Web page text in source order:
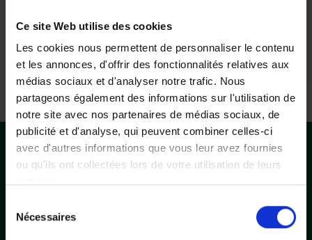
Ce site Web utilise des cookies
Les cookies nous permettent de personnaliser le contenu
et les annonces, d'offrir des fonctionnalités relatives aux
médias sociaux et d'analyser notre trafic. Nous
partageons également des informations sur l'utilisation de
notre site avec nos partenaires de médias sociaux, de
publicité et d'analyse, qui peuvent combiner celles-ci
avec d'autres informations que vous leur avez fournies
ou qu'ils ont collectées lors de votre utilisation de leurs
Vous pouvez librement donner, refuser ou retirer votre
consentement en sélectionnant les finalités ci-dessous.
Nécessaires
l’importance de prévenir les risques présents à
Envie d’intégrer une entreprise plaçant l’humain
au cœur de son métier ? Rejoignez-nous !
POSTULEZ À CETTE OFFRE